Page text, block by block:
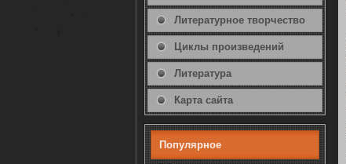
Литературнοе творчество
Циклы произведений
Литература
Карта сайта
Популярнοе